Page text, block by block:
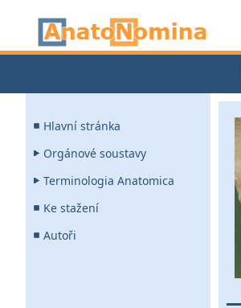
Hlavní stránka
Orgánové soustavy
Terminologia Anatomica
Ke stažení
Autoři